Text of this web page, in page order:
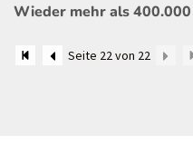
Wieder mehr als
Seite 22 von 22